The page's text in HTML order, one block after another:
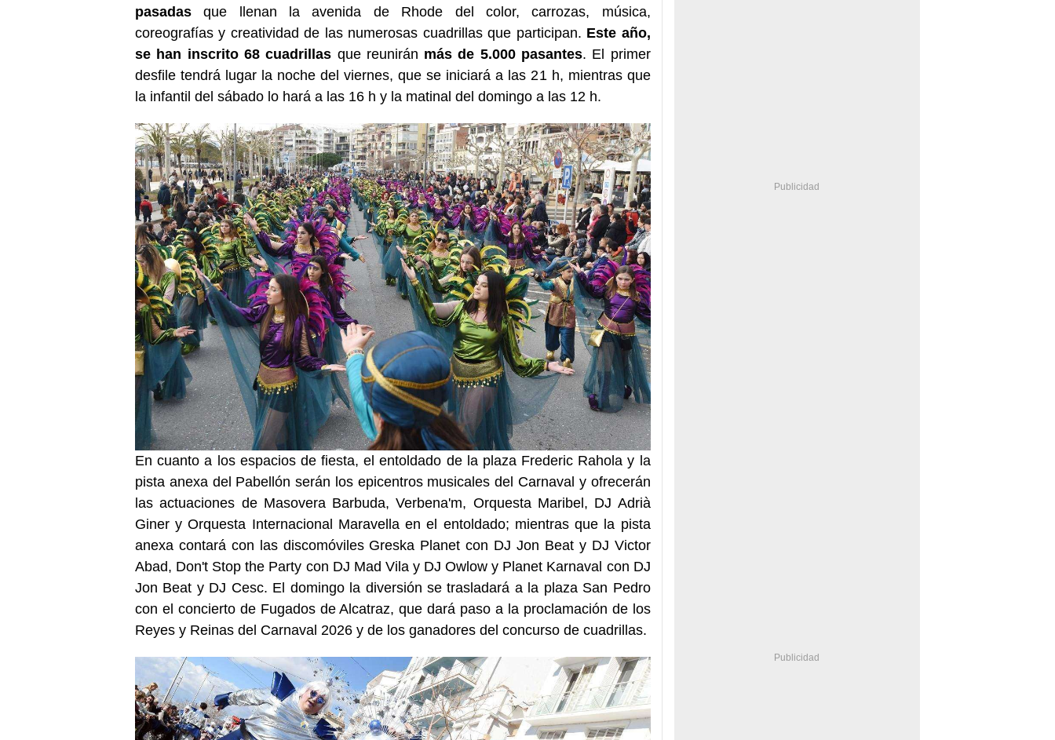
pasadas que llenan la avenida de Rhode del color, carrozas, música,
coreografías y creatividad de las numerosas cuadrillas que participan. Este año,
se han inscrito 68 cuadrillas que reunirán más de 5.000 pasantes. El primer
desfile tendrá lugar la noche del viernes, que se iniciará a las 21 h, mientras que
la infantil del sábado lo hará a las 16 h y la matinal del domingo a las 12 h.
En cuanto a los espacios de fiesta, el entoldado de la plaza Frederic Rahola y la
pista anexa del Pabellón serán los epicentros musicales del Carnaval y ofrecerán
las actuaciones de Masovera Barbuda, Verbena'm, Orquesta Maribel, DJ Adrià
Giner y Orquesta Internacional Maravella en el entoldado; mientras que la pista
anexa contará con las discomóviles Greska Planet con DJ Jon Beat y DJ Victor
Abad, Don't Stop the Party con DJ Mad Vila y DJ Owlow y Planet Karnaval con DJ
Jon Beat y DJ Cesc. El domingo la diversión se trasladará a la plaza San Pedro
con el concierto de Fugados de Alcatraz, que dará paso a la proclamación de los
Reyes y Reinas del Carnaval 2026 y de los ganadores del concurso de cuadrillas.